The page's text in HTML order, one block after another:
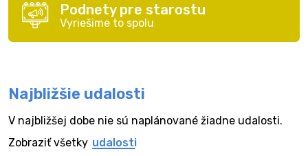
Podnety pre starostu
Vyriešime to spolu
Najbližšie udalosti
V najbližšej dobe nie sú naplánované žiadne udalosti.
Zobraziť všetky udalosti